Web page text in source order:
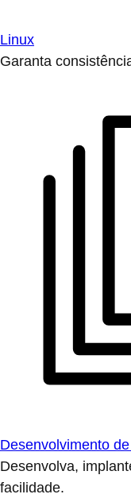
Linux
Garanta
Desenvolvimento
Desenvolva,
facilidade.